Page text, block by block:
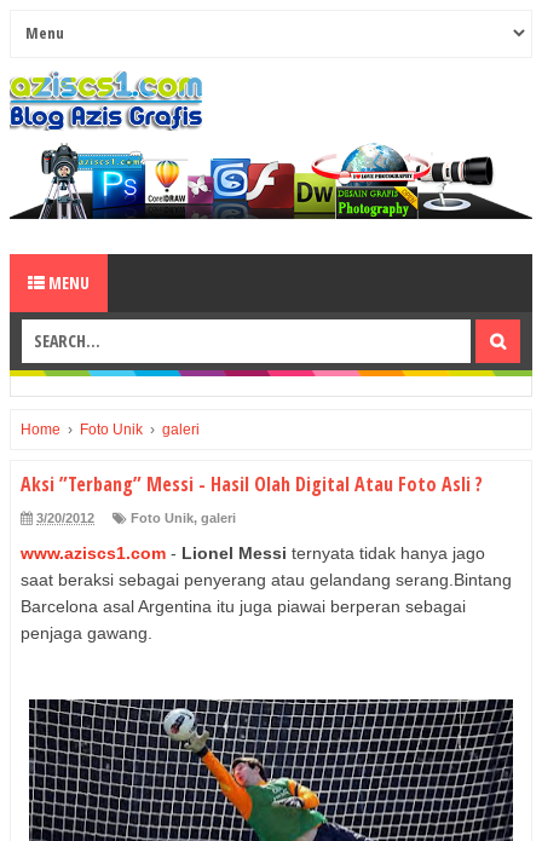
MENU
Home › Foto Unik › galeri
Aksi ”Terbang” Messi - Hasil Olah Digital Atau Foto Asli ?
3/20/2012 Foto Unik, galeri
www.aziscs1.com - Lionel Messi ternyata tidak hanya jago
saat beraksi sebagai penyerang atau gelandang serang.Bintang
Barcelona asal Argentina itu juga piawai berperan sebagai
penjaga gawang.